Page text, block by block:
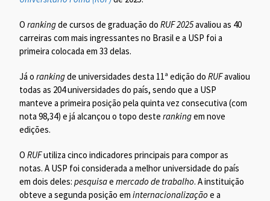
Orankingde cursos de graduação doRUF 2025avaliou as 40
carreiras com mais ingressantes no Brasil e a USP foi a
primeira colocada em 33 delas.
Já orankingde universidades desta 11ª edição doRUFavaliou
todas as 204 universidades do país, sendo que a USP
manteve a primeira posição pela quinta vez consecutiva (com
nota 98,34) e já alcançou o topo desterankingem nove
edições.
ORUFutiliza cinco indicadores principais para compor as
notas. A USP foi considerada a melhor universidade do país
em dois deles:pesquisaemercado de trabalho. A instituição
obteve a segunda posição eminternacionalização e a